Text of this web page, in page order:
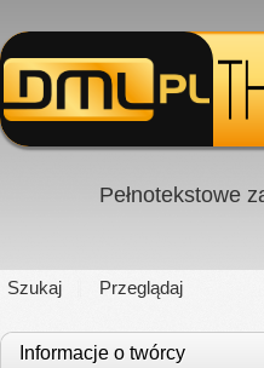
Pełnotekstowe
Szukaj Przeglądaj
Informacje o twórcy